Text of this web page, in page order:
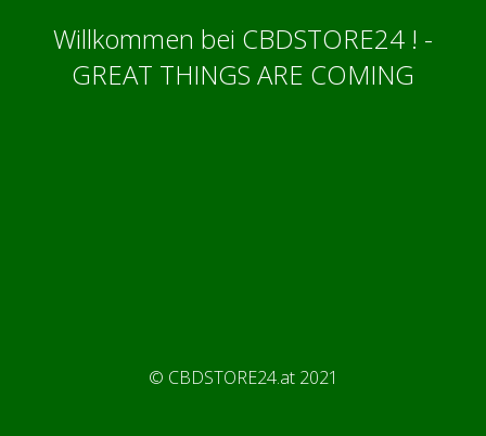
Willkommen bei CBDSTORE24 ! -
GREAT THINGS ARE COMING
© CBDSTORE24.at 2021